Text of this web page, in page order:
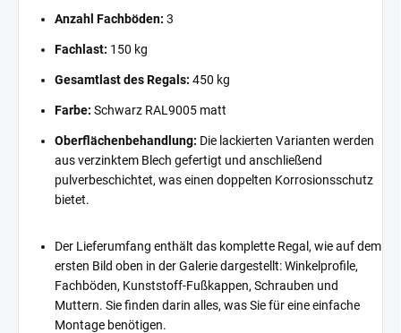
Anzahl Fachböden: 3
Fachlast: 150 kg
Gesamtlast des Regals: 450 kg
Farbe: Schwarz RAL9005 matt
Oberflächenbehandlung: Die lackierten Varianten werden
aus verzinktem Blech gefertigt und anschließend
pulverbeschichtet, was einen doppelten Korrosionsschutz
bietet.
Der Lieferumfang enthält das komplette Regal, wie auf dem
ersten Bild oben in der Galerie dargestellt: Winkelprofile,
Fachböden, Kunststoff-Fußkappen, Schrauben und
Muttern. Sie finden darin alles, was Sie für eine einfache
Montage benötigen.